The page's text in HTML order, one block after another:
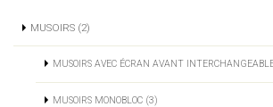
MUSOIRS (2)
MUSOIRS AVEC ÉCRAN AVANT
MUSOIRS MONOBLOC (3)